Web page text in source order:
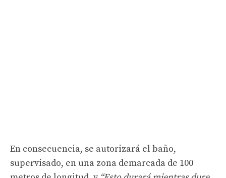
En consecuencia, se autorizará el baño,
supervisado, en una zona demarcada de 100